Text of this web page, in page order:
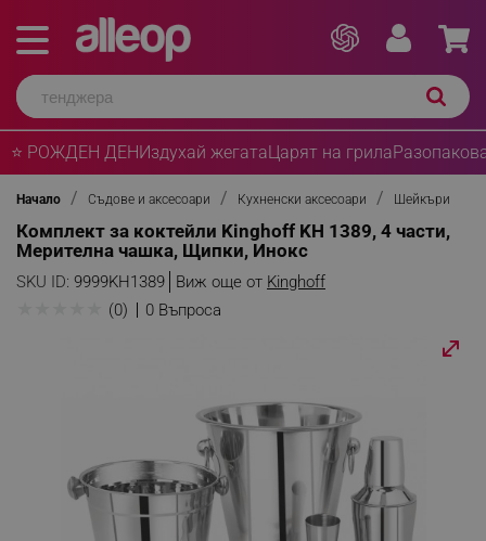
⭐ РОЖДЕН ДЕНИздухай жегатаЦарят на грила
Начало Съдове и аксесоари Кухненски аксесоари Шейкъри
Комплект за коктейли Kinghoff KH 1389, 4 части,
Мерителна чашка, Щипки, Инокс
SKU ID: 9999KH1389 Виж още от Kinghoff
(0) 0 Въпроса